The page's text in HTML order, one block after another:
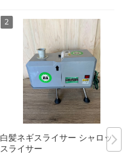
白髪ネギスライサー シャロット
スライサー